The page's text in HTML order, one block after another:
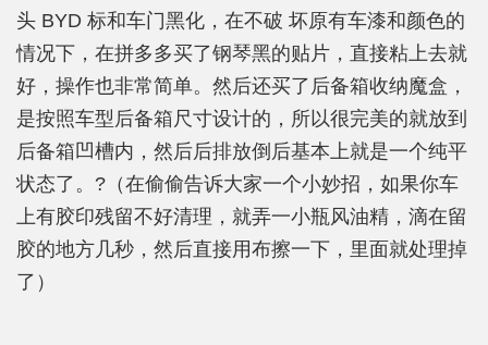
头 BYD 标和车门黑化，在不破 坏原有车漆和颜色的
情况下，在拼多多买了钢琴黑的贴片，直接粘上去就
好，操作也非常简单。然后还买了后备箱收纳魔盒，
是按照车型后备箱尺寸设计的，所以很完美的就放到
后备箱凹槽内，然后后排放倒后基本上就是一个纯平
状态了。?（在偷偷告诉大家一个小妙招，如果你车
上有胶印残留不好清理，就弄一小瓶风油精，滴在留
胶的地方几秒，然后直接用布擦一下，里面就处理掉
了）